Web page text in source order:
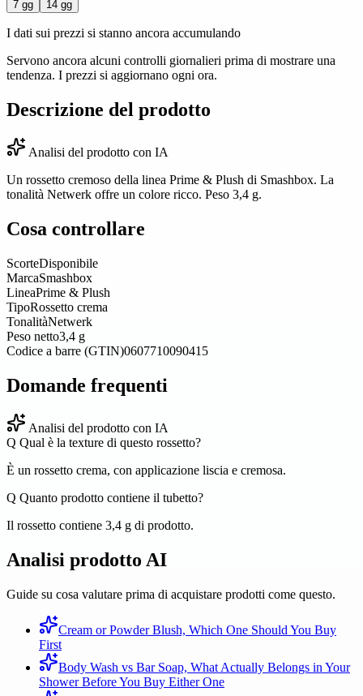
7 gg 14 gg
I dati sui prezzi si stanno ancora accumulando
Servono ancora alcuni controlli giornalieri prima di mostrare una
tendenza. I prezzi si aggiornano ogni ora.
Descrizione del prodotto
Analisi del prodotto con IA
Un rossetto cremoso della linea Prime & Plush di Smashbox. La
tonalità Netwerk offre un colore ricco. Peso 3,4 g.
Cosa controllare
ScorteDisponibile
MarcaSmashbox
LineaPrime & Plush
TipoRossetto crema
TonalitàNetwerk
Peso netto3,4 g
Codice a barre (GTIN)0607710090415
Domande frequenti
Analisi del prodotto con IA
Q Qual è la texture di questo rossetto?
È un rossetto crema, con applicazione liscia e cremosa.
Q Quanto prodotto contiene il tubetto?
Il rossetto contiene 3,4 g di prodotto.
Analisi prodotto AI
Guide su cosa valutare prima di acquistare prodotti come questo.
Cream or Powder Blush, Which One Should You Buy
First
Body Wash vs Bar Soap, What Actually Belongs in Your
Shower Before You Buy Either One